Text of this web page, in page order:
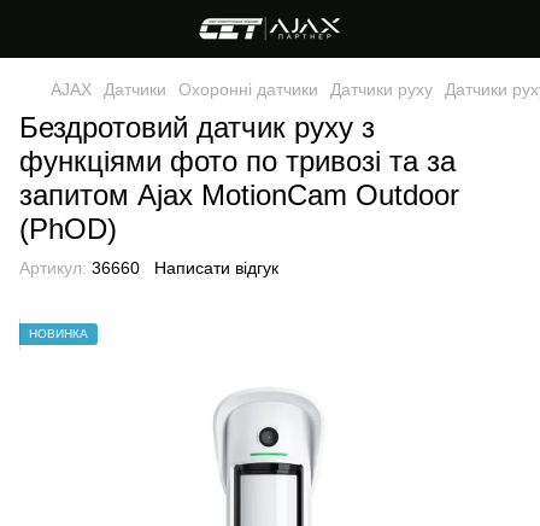
AJAX Датчики Охоронні датчики Датчики руху Датчики
Бездротовий датчик руху з
функціями фото по тривозі та за
запитом Ajax MotionCam Outdoor
(PhOD)
Артикул: 36660 Написати відгук
НОВИНКА